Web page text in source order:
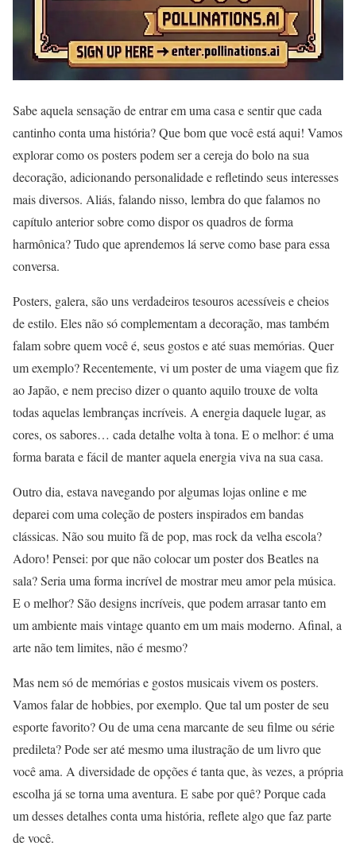
Sabe aquela sensação de entrar em uma casa e sentir que cada
cantinho conta uma história? Que bom que você está aqui! Vamos
explorar como os posters podem ser a cereja do bolo na sua
decoração, adicionando personalidade e refletindo seus interesses
mais diversos. Aliás, falando nisso, lembra do que falamos no
capítulo anterior sobre como dispor os quadros de forma
harmônica? Tudo que aprendemos lá serve como base para essa
conversa.
Posters, galera, são uns verdadeiros tesouros acessíveis e cheios
de estilo. Eles não só complementam a decoração, mas também
falam sobre quem você é, seus gostos e até suas memórias. Quer
um exemplo? Recentemente, vi um poster de uma viagem que fiz
ao Japão, e nem preciso dizer o quanto aquilo trouxe de volta
todas aquelas lembranças incríveis. A energia daquele lugar, as
cores, os sabores… cada detalhe volta à tona. E o melhor: é uma
forma barata e fácil de manter aquela energia viva na sua casa.
Outro dia, estava navegando por algumas lojas online e me
deparei com uma coleção de posters inspirados em bandas
clássicas. Não sou muito fã de pop, mas rock da velha escola?
Adoro! Pensei: por que não colocar um poster dos Beatles na
sala? Seria uma forma incrível de mostrar meu amor pela música.
E o melhor? São designs incríveis, que podem arrasar tanto em
um ambiente mais vintage quanto em um mais moderno. Afinal, a
arte não tem limites, não é mesmo?
Mas nem só de memórias e gostos musicais vivem os posters.
Vamos falar de hobbies, por exemplo. Que tal um poster de seu
esporte favorito? Ou de uma cena marcante de seu filme ou série
predileta? Pode ser até mesmo uma ilustração de um livro que
você ama. A diversidade de opções é tanta que, às vezes, a própria
escolha já se torna uma aventura. E sabe por quê? Porque cada
um desses detalhes conta uma história, reflete algo que faz parte
de você.